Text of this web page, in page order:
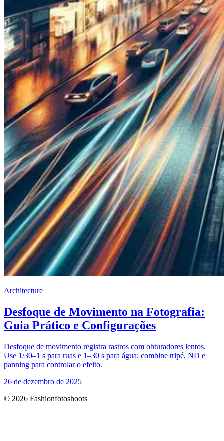
Architecture
Desfoque de Movimento na Fotografia:
Guia Prático e Configurações
Desfoque de movimento registra rastros com obturadores lentos.
Use 1/30–1 s para ruas e 1–30 s para água; combine tripé, ND e
panning para controlar o efeito.
26 de dezembro de 2025
© 2026 Fashionfotoshoots